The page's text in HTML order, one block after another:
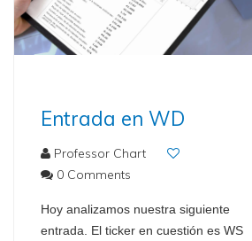
Entrada en WD
Professor Chart
0 Comments
Hoy analizamos nuestra siguiente
entrada. El ticker en cuestión es WS